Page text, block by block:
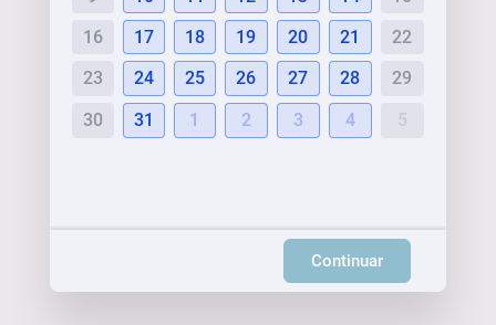
16
17 18 19 20 21
22
23
24 25 26 27 28
29
30
31 1 2 3 4 5
Continuar